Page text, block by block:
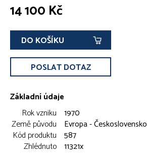
14 100 Kč
DO KOŠÍKU
POSLAT DOTAZ
Základní údaje
Rok vzniku 1970
Země původu
Evropa - Československo
Kód produktu 587
Zhlédnuto 11321x